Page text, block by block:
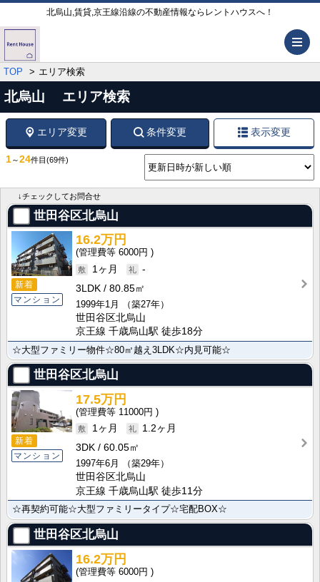
北烏山,賃貸,京王線沿線の不動産情報ならレントハウスへ！
TOP エリア検索
北烏山 エリア検索
エリア変更 条件変更 表示変更
1～24件目 (69件)
↓チェックしてお問合せ
世田谷区北烏山
新着
マンション
16.2万円
6000円
1ヶ月
-
3LDK
80.85㎡
1999年1月
（築27年）
世田谷区北烏山
京王線 千歳烏山駅 徒歩18分
☆大型ファミリー物件☆80㎡越え3LDK☆内見可能☆
世田谷区北烏山
新着
マンション
17.5万円
11000円
1ヶ月
1.2ヶ月
3DK
60.05㎡
1997年6月
（築29年）
世田谷区北烏山
京王線 千歳烏山駅 徒歩11分
☆再契約可能☆大型ファミリータイプ☆宅配BOX☆
世田谷区北烏山
16.2万円
6000円